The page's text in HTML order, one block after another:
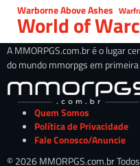
Warborne Above Ashes
World of
A MMORPGS.com.br é o lugar
do mundo mmorpgs em
Quem Somos
Política de Privacidade
Fale Conosco/Anuncie
© 2026 MMORPGS.com.br